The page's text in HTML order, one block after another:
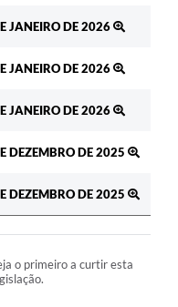
JANEIRO DE 2026
JANEIRO DE 2026
JANEIRO DE 2026
DEZEMBRO DE 2025
DEZEMBRO DE 2025
o primeiro a curtir esta